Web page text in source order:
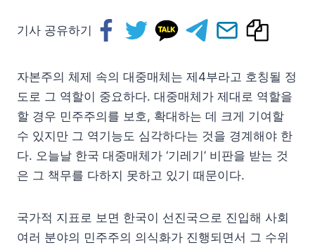
기사 공유하기
자본주의 체제 속의 대중매체는 제4부라고 호칭될 정
도로 그 역할이 중요하다. 대중매체가 제대로 역할을
할 경우 민주주의를 보호, 확대하는 데 크게 기여할
수 있지만 그 역기능도 심각하다는 것을 경계해야 한
다. 오늘날 한국 대중매체가 ‘기레기’ 비판을 받는 것
은 그 책무를 다하지 못하고 있기 때문이다.
국가적 지표로 보면 한국이 선진국으로 진입해 사회
여러 분야의 민주주의 의식화가 진행되면서 그 수위